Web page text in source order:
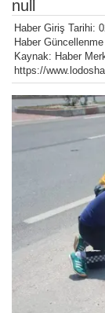
null
Haber Giriş Tarihi:
Haber
Kaynak: Haber
https://